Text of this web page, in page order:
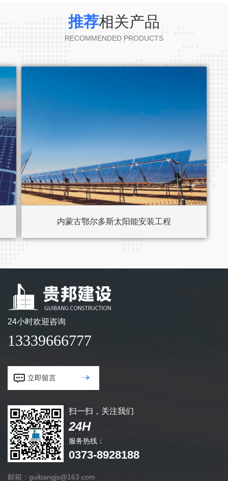
推荐相关产品
RECOMMENDED PRODUCTS
内蒙古鄂尔多斯太阳能安装工程
24小时欢迎咨询
13339666777
立即留言
 
扫一扫，关注我们
24H
服务热线：
0373-8928188
邮箱：guibangjs@163.com